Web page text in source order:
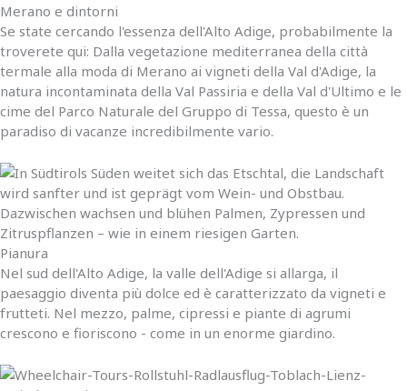
Merano e dintorni
Se state cercando l'essenza dell'Alto Adige, probabilmente la
troverete qui: Dalla vegetazione mediterranea della città
termale alla moda di Merano ai vigneti della Val d'Adige, la
natura incontaminata della Val Passiria e della Val d'Ultimo e le
cime del Parco Naturale del Gruppo di Tessa, questo è un
paradiso di vacanze incredibilmente vario.
Pianura
Nel sud dell'Alto Adige, la valle dell'Adige si allarga, il
paesaggio diventa più dolce ed è caratterizzato da vigneti e
frutteti. Nel mezzo, palme, cipressi e piante di agrumi
crescono e fioriscono - come in un enorme giardino.